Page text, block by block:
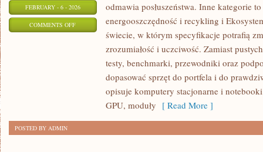
FEBRUARY - 6 - 2026
COMMENTS OFFON
GRAFICZNE
odmawia posłuszeństwa. Inne kategorie
energooszczędność i recykling i
świecie, w którym specyfikacje potrafią
zrozumiałość i uczciwość. Zamiast
testy, benchmarki, przewodniki oraz
dopasować sprzęt do portfela i do
opisuje komputery stacjonarne i
GPU, moduły [ Read More ]
POSTED BY ADMIN